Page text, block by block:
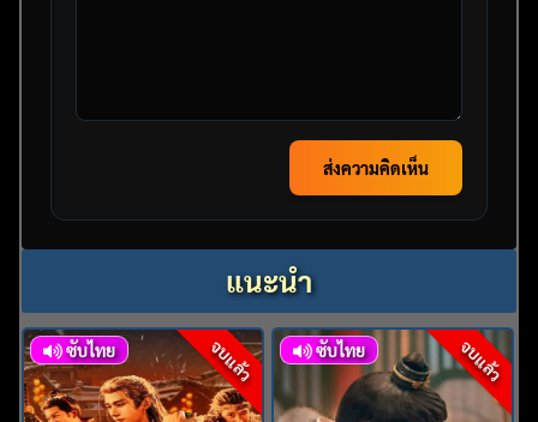
ส่งความคิดเห็น
แนะนำ
จบแล้ว
ซับไทย จบแล้ว
ซับไทย